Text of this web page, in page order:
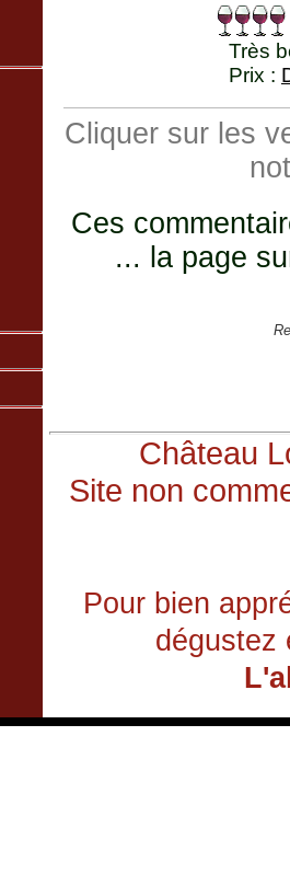
Très
Prix :
Cliquer sur les
Ces
... la page
Château
Site non
Pour bien
dégustez